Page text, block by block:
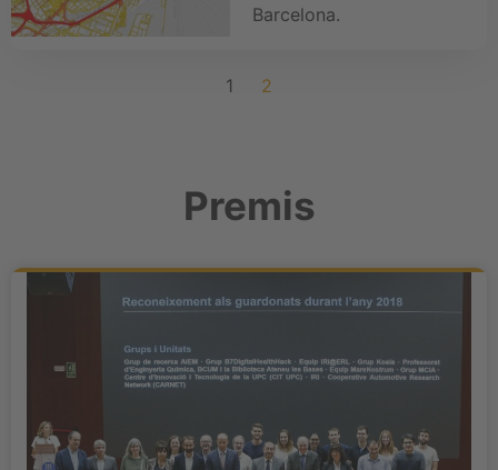
Barcelona.
1 2
Premis